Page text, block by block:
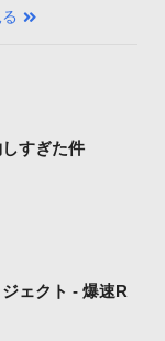
すぎた件
ェクト - 爆速R